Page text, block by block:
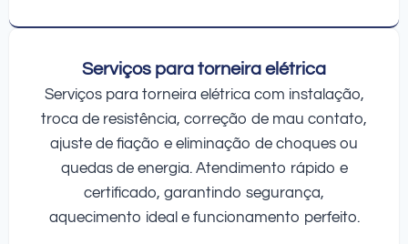
Serviços para torneira elétrica
Serviços para torneira elétrica com instalação,
troca de resistência, correção de mau contato,
ajuste de fiação e eliminação de choques ou
quedas de energia. Atendimento rápido e
certificado, garantindo segurança,
aquecimento ideal e funcionamento perfeito.